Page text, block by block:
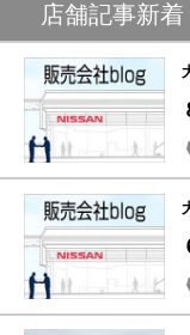
店舗記事新着